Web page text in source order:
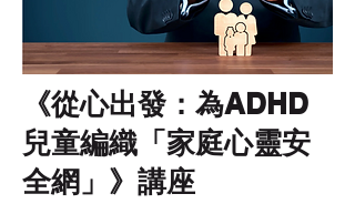
《從心出發：為ADHD
兒童編織「家庭心靈安
全網」》講座